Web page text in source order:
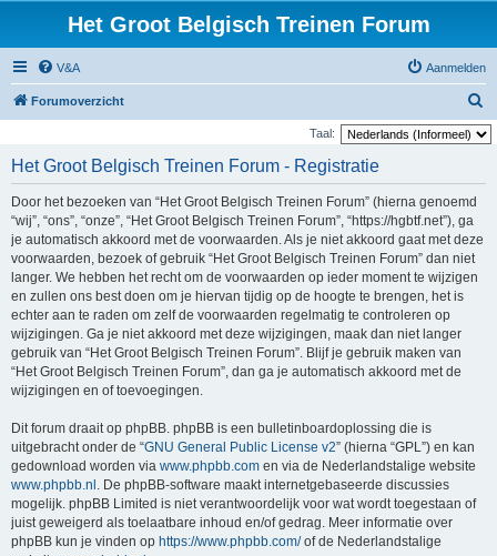
Het Groot Belgisch Treinen Forum
V&A Aanmelden
Forumoverzicht
o
Taal:
Het Groot Belgisch Treinen Forum - Registratie
Door het bezoeken van “Het Groot Belgisch Treinen Forum” (hierna genoemd
“wij”, “ons”, “onze”, “Het Groot Belgisch Treinen Forum”, “https://hgbtf.net”), ga
je automatisch akkoord met de voorwaarden. Als je niet akkoord gaat met deze
voorwaarden, bezoek of gebruik “Het Groot Belgisch Treinen Forum” dan niet
langer. We hebben het recht om de voorwaarden op ieder moment te wijzigen
en zullen ons best doen om je hiervan tijdig op de hoogte te brengen, het is
echter aan te raden om zelf de voorwaarden regelmatig te controleren op
wijzigingen. Ga je niet akkoord met deze wijzigingen, maak dan niet langer
gebruik van “Het Groot Belgisch Treinen Forum”. Blijf je gebruik maken van
“Het Groot Belgisch Treinen Forum”, dan ga je automatisch akkoord met de
wijzigingen en of toevoegingen.
Dit forum draait op phpBB. phpBB is een bulletinboardoplossing die is
uitgebracht onder de “GNU General Public License v2” (hierna “GPL”) en kan
gedownload worden via www.phpbb.com en via de Nederlandstalige website
www.phpbb.nl . De phpBB-software maakt internetgebaseerde discussies
mogelijk. phpBB Limited is niet verantwoordelijk voor wat wordt toegestaan of
juist geweigerd als toelaatbare inhoud en/of gedrag. Meer informatie over
phpBB kun je vinden op https://www.phpbb.com/of de Nederlandstalige